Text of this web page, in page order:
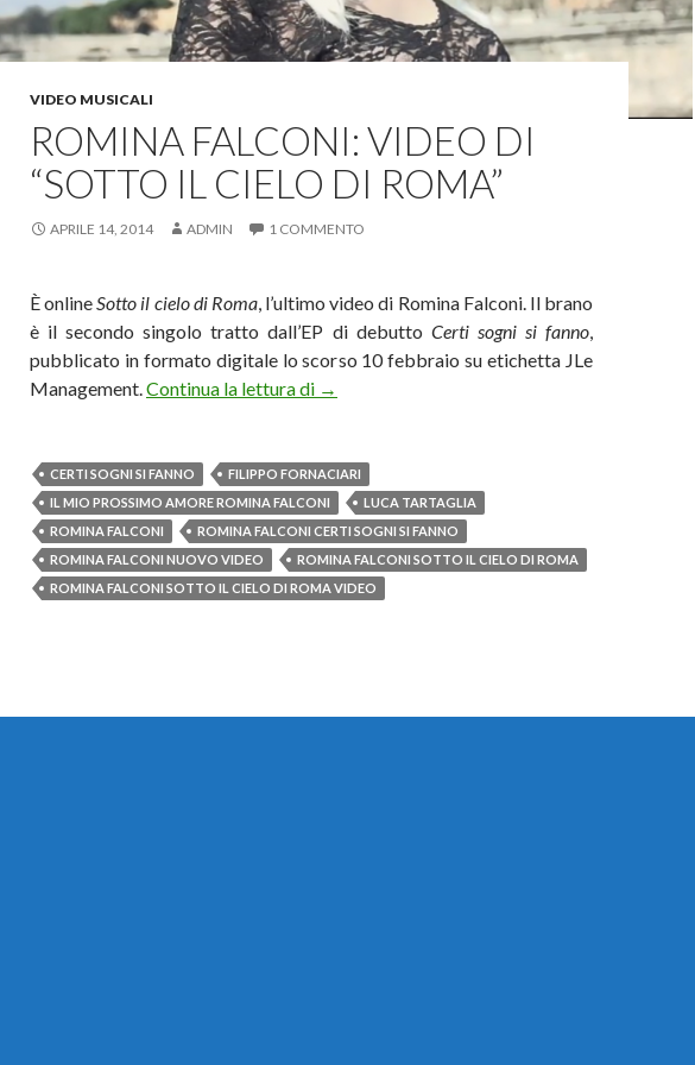
VIDEO MUSICALI
ROMINA FALCONI: VIDEO DI
“SOTTO IL CIELO DI ROMA”
APRILE 14, 2014 ADMIN 1 COMMENTO
È onlineSotto il cielo di Roma, l’ultimo video di Romina Falconi. Il brano
è il secondo singolo tratto dall’EP di debutto Certi sogni si fanno,
pubblicato in formato digitale lo scorso 10 febbraio su etichetta JLe
Management.Continua la lettura di Romina Falconi: video di “Sotto il cielo di
→
CERTI SOGNI SI FANNO
FILIPPO FORNACIARI
IL MIO PROSSIMO AMORE ROMINA FALCONI
LUCA TARTAGLIA
ROMINA FALCONI
ROMINA FALCONI CERTI SOGNI SI FANNO
ROMINA FALCONI NUOVO VIDEO
ROMINA FALCONI SOTTO IL CIELO DI ROMA
ROMINA FALCONI SOTTO IL CIELO DI ROMA VIDEO